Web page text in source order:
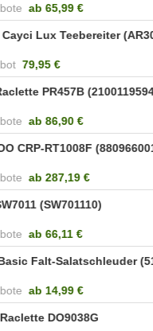
ab 65,99 €
Lux Teebereiter
79,95 €
PR457B
ab 86,90 €
CRP-RT1008F
ab 287,19 €
(SW701110)
ab 66,11 €
Falt-Salatschleuder
ab 14,99 €
DO9038G